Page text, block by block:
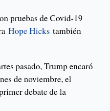
pruebas de Covid-19
Hope Hicks también
pasado, Trump encaró
de noviembre, el
debate de la